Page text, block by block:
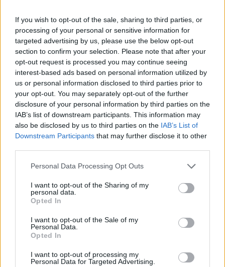
If you wish to opt-out of the sale, sharing to third parties, or
processing of your personal or sensitive information for
targeted advertising by us, please use the below opt-out
section to confirm your selection. Please note that after your
opt-out request is processed you may continue seeing
interest-based ads based on personal information utilized by
us or personal information disclosed to third parties prior to
your opt-out. You may separately opt-out of the further
disclosure of your personal information by third parties on the
IAB’s list of downstream participants. This information may
also be disclosed by us to third parties on the IAB’s List of
Downstream Participants that may further disclose it to other
Personal Data Processing Opt Outs
I want to opt-out of the Sharing of my
personal data.
Opted In
I want to opt-out of the Sale of my
Personal Data.
Opted In
I want to opt-out of processing my
Personal Data for Targeted Advertising.
humbasë një tjetër xhevahir të
akademisë
Esim for Global
Esim for USA|Esim for Italy| Esim for Spain|Esim